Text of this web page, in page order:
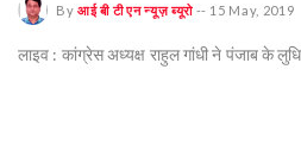
Byआई बी टी एन न्यूज़ ब्यूरो -- 15 May, 2019
लाइव : कांग्रेस अध्यक्ष राहुल गांधी ने पंजाब के